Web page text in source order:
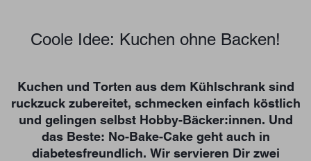
Coole Idee: Kuchen ohne Backen!
Kuchen und Torten aus dem Kühlschrank sind
ruckzuck zubereitet, schmecken einfach köstlich
und gelingen selbst Hobby-Bäcker:innen. Und
das Beste: No-Bake-Cake geht auch in
diabetesfreundlich. Wir servieren Dir zwei